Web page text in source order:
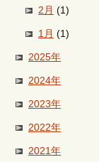
2月 (1)
1月 (1)
2025年
2024年
2023年
2022年
2021年